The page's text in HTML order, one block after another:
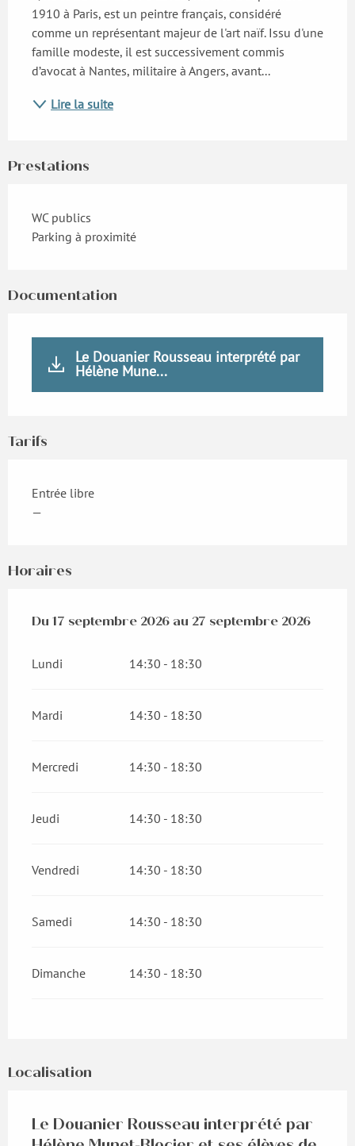
1910 à Paris, est un peintre français, considéré
comme un représentant majeur de l'art naïf. Issu d'une
famille modeste, il est successivement commis
d’avocat à Nantes, militaire à Angers, avant...
Lire la suite
Prestations
WC publics
Parking à proximité
Documentation
Le Douanier Rousseau interprété par
Hélène Mune...
Tarifs
Entrée libre
—
Horaires
Du 17 septembre 2026 au 27 septembre 2026
Du 17 septembre 2026 au 27 septembre 2026
Lundi 14:30 - 18:30
Mardi 14:30 - 18:30
Mercredi 14:30 - 18:30
Jeudi 14:30 - 18:30
Vendredi 14:30 - 18:30
Samedi 14:30 - 18:30
Dimanche 14:30 - 18:30
Localisation
Le Douanier Rousseau interprété par